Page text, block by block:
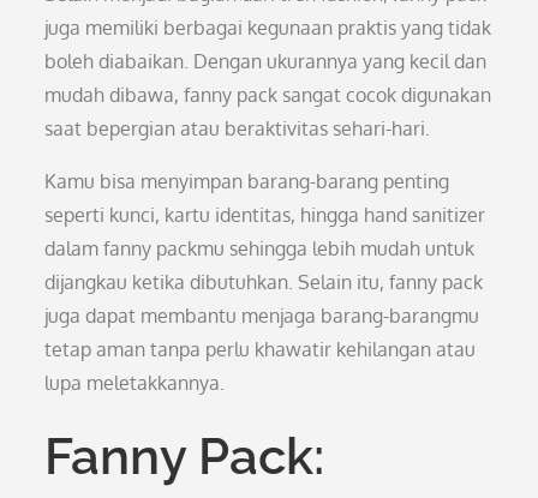
juga memiliki berbagai kegunaan praktis yang tidak
boleh diabaikan. Dengan ukurannya yang kecil dan
mudah dibawa, fanny pack sangat cocok digunakan
saat bepergian atau beraktivitas sehari-hari.
Kamu bisa menyimpan barang-barang penting
seperti kunci, kartu identitas, hingga hand sanitizer
dalam fanny packmu sehingga lebih mudah untuk
dijangkau ketika dibutuhkan. Selain itu, fanny pack
juga dapat membantu menjaga barang-barangmu
tetap aman tanpa perlu khawatir kehilangan atau
lupa meletakkannya.
Fanny Pack: